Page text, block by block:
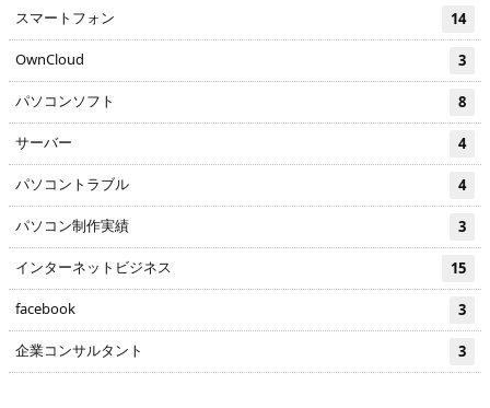
スマートフォン 14
OwnCloud 3
パソコンソフト 8
サーバー 4
パソコントラブル 4
パソコン制作実績 3
インターネットビジネス 15
facebook 3
企業コンサルタント 3